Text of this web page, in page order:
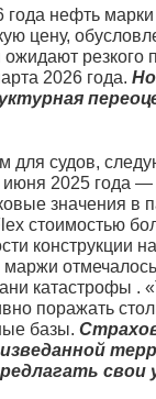
нефть марки
цену,
2026 года.
для судов,
2025 года —
значения в
стоимостью
конструкции
катастрофы .
поражать
базы.
свои